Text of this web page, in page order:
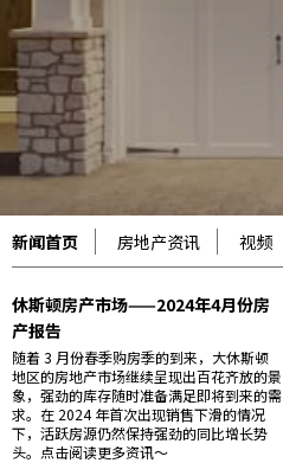
新闻首页 房地产资讯 视频
休斯顿房产市场——2024年4月份房
产报告
随着 3 月份春季购房季的到来，大休斯顿
地区的房地产市场继续呈现出百花齐放的景
象，强劲的库存随时准备满足即将到来的需
求。在 2024 年首次出现销售下滑的情况
下，活跃房源仍然保持强劲的同比增长势
头。点击阅读更多资讯～